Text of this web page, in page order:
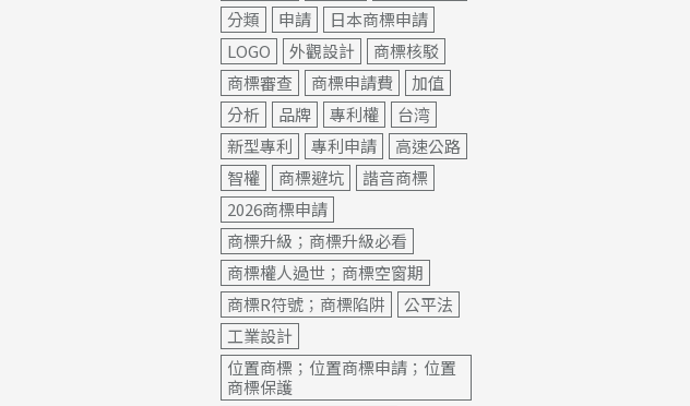
分類
申請
日本商標申請
LOGO
外觀設計
商標核駁
商標審查
商標申請費
加值
分析
品牌 專利權
台湾
新型專利
專利申請
高速公路
智權
商標避坑
諧音商標
2026商標申請
商標升級；商標升級必看
商標權人過世；商標空窗期
商標R符號；商標陷阱
公平法
工業設計
位置商標；位置商標申請；位置
商標保護